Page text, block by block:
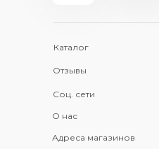
Каталог
Соц. сети
Отзывы
О нас
Адреса магазинов